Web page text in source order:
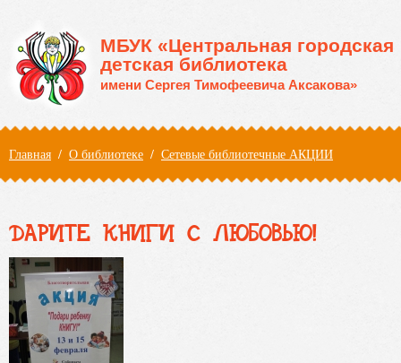
МБУК «Центральная городская
детская библиотека
имени Сергея Тимофеевича Аксакова»
Вы здесь
Главная / О библиотеке / Сетевые библиотечные АКЦИИ
ДАРИТЕ КНИГИ С ЛЮБОВЬЮ!